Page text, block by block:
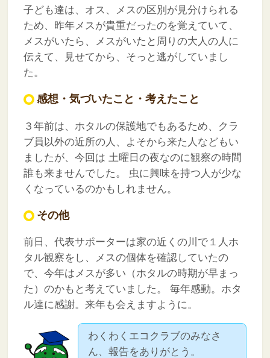
子ども達は、オス、メスの区別が見分けられる
ため、昨年メスが貴重だったのを覚えていて、
メスがいたら、メスがいたと周りの大人の人に
伝えて、見せてから、そっと逃がしていまし
た。
感想・気づいたこと・考えたこと
３年前は、ホタルの保護地でもあるため、クラ
ブ員以外の近所の人、よそから来た人などもい
ましたが、今回は 土曜日の夜なのに観察の時間
誰も来ませんでした。
虫に興味を持つ人が少な
くなっているのかもしれません。
その他
前日、代表サポーターは家の近くの川で１人ホ
タル観察をし、メスの個体を確認していたの
で、今年はメスが多い（ホタルの時期が早まっ
た）のかもと考えていました。
毎年感動。ホタ
ル達に感謝。来年も会えますように。
わくわくエコクラブのみなさ
ん、報告をありがとう。